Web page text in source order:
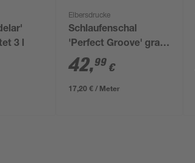
3 l
Elbersdrucke
Schlaufenschal
'Perfect Groove' grau
135 x 255 cm
42,99 €
17,20 € / Meter